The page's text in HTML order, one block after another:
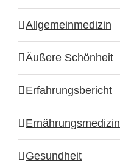
Allgemeinmedizin
Äußere Schönheit
Erfahrungsbericht
Ernährungsmedizin
Gesundheit